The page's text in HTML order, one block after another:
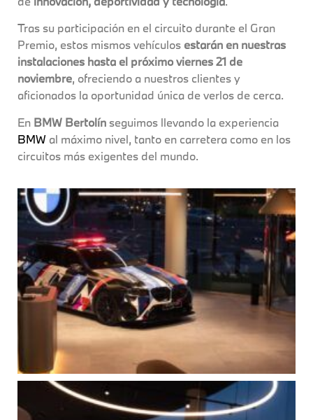
Tras su participación en el circuito durante el Gran
Premio, estos mismos vehículos estarán en nuestras
instalaciones hasta el próximo viernes 21 de
noviembre, ofreciendo a nuestros clientes y
aficionados la oportunidad única de verlos de cerca.
En BMW Bertolín seguimos llevando la experiencia
BMW al máximo nivel, tanto en carretera como en los
circuitos más exigentes del mundo.